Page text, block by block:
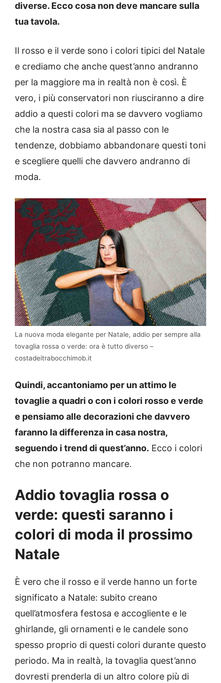
diverse. Ecco cosa non deve mancare sulla
tua tavola.
Il rosso e il verde sono i colori tipici del Natale
e crediamo che anche quest’anno andranno
per la maggiore ma in realtà non è così. È
vero, i più conservatori non riusciranno a dire
addio a questi colori ma se davvero vogliamo
che la nostra casa sia al passo con le
tendenze, dobbiamo abbandonare questi toni
e scegliere quelli che davvero andranno di
moda.
La nuova moda elegante per Natale, addio per sempre alla
tovaglia rossa o verde: ora è tutto diverso –
costadeitrabocchimob.it
Quindi, accantoniamo per un attimo le
tovaglie a quadri o con i colori rosso e verde
e pensiamo alle decorazioni che davvero
faranno la differenza in casa nostra,
seguendo i trend di quest’anno. Ecco i colori
che non potranno mancare.
Addio tovaglia rossa o
verde: questi saranno i
colori di moda il prossimo
Natale
È vero che il rosso e il verde hanno un forte
significato a Natale: subito creano
quell’atmosfera festosa e accogliente e le
ghirlande, gli ornamenti e le candele sono
spesso proprio di questi colori durante questo
periodo. Ma in realtà, la tovaglia quest’anno
dovresti prenderla di un altro colore più di